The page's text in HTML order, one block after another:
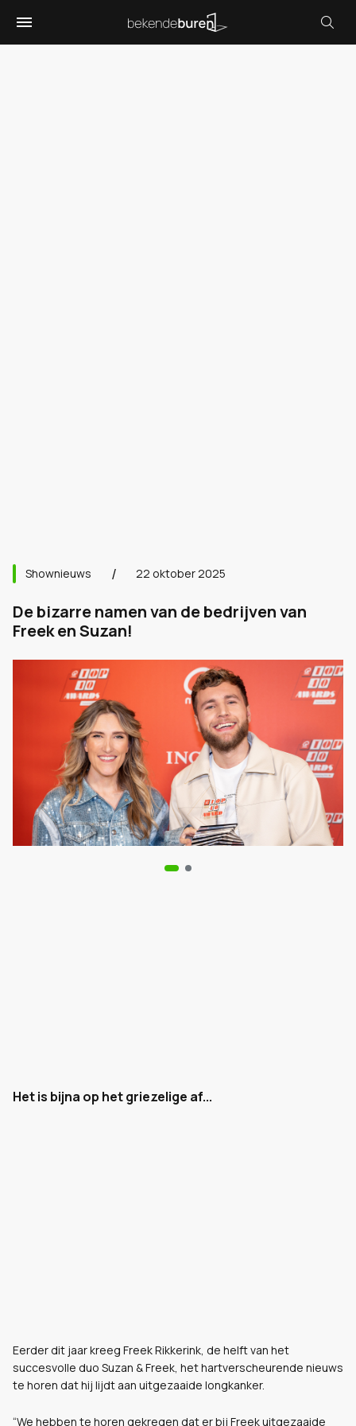
Shownieuws 22 oktober 2025
De bizarre namen van de bedrijven van
Freek en Suzan!
Het is bijna op het griezelige af...
Eerder dit jaar kreeg Freek Rikkerink, de helft van het
succesvolle duo Suzan & Freek, het hartverscheurende nieuws
te horen dat hij lijdt aan uitgezaaide longkanker.
“We hebben te horen gekregen dat er bij Freek uitgezaaide